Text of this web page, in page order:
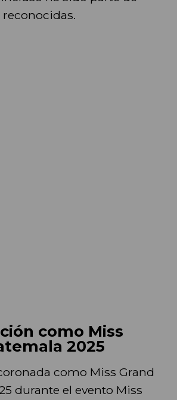
como Miss
2025
como Miss Grand
durante el evento Miss